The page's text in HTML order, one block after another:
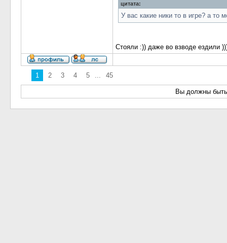
цитата:
У вас какие ники то в игре? а то
Стояли :)) даже во взводе ездили
1 2 3 4 5 ... 45
Вы должны